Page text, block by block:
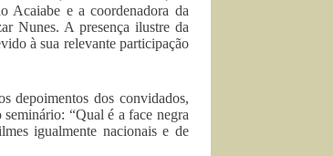
Acaiabe e a coordenadora da
Nunes. A presença ilustre da
à sua relevante participação
depoimentos dos convidados,
“Qual é a face negra
igualmente nacionais e de